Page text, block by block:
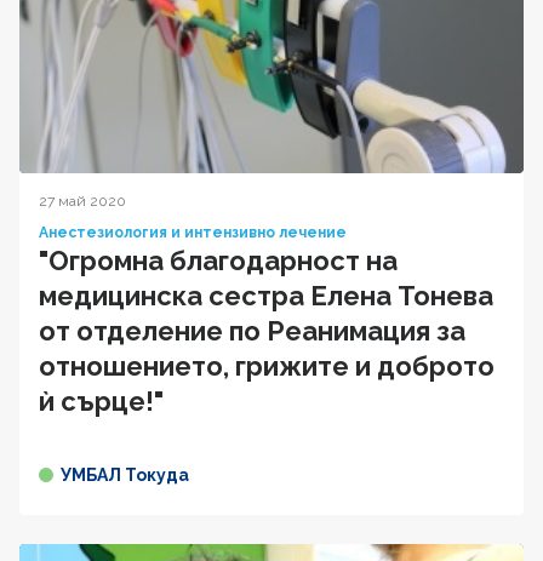
27 май 2020
Анестезиология и интензивно лечение
"Огромна благодарност на
медицинска сестра Елена Тонева
от отделение по Реанимация за
отношението, грижите и доброто
ѝ сърце!"
УМБАЛ Токуда